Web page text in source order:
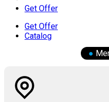
Get Offer
Get Offer
Catalog
●